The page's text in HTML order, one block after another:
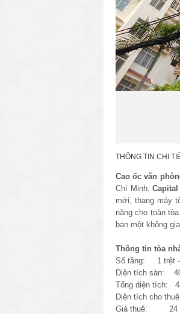
THÔNG TIN CHI
Cao ốc văn
Chí Minh.
mới, thang máy
năng cho toàn
bạn một không
Thông tin tòa
Số tầng: 1 trệt -
Diện tích sàn:
Tổng diện tích:
Diện tích cho
Giá thuê: 24
văn phòng quận 3
cao ốc văn phòng quận
cao ốc văn phòng quận 3